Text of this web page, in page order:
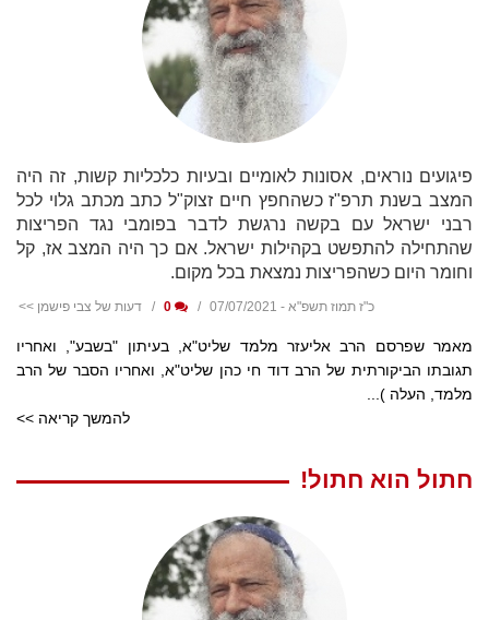
פיגועים נוראים, אסונות לאומיים ובעיות כלכליות קשות, זה היה
המצב בשנת תרפ"ז כשהחפץ חיים זצוק"ל כתב מכתב גלוי לכל
רבני ישראל עם בקשה נרגשת לדבר בפומבי נגד הפריצות
שהתחילה להתפשט בקהילות ישראל. אם כך היה המצב אז, קל
וחומר היום כשהפריצות נמצאת בכל מקום.
כ"ז תמוז תשפ"א - 07/07/2021 דעות של צבי פישמן >>
מאמר שפרסם הרב אליעזר מלמד שליט"א, בעיתון "בשבע", ואחריו
תגובתו הביקורתית של הרב דוד חי כהן שליט"א, ואחריו הסבר של הרב
מלמד, העלה )...
להמשך קריאה >>
חתול הוא חתול!